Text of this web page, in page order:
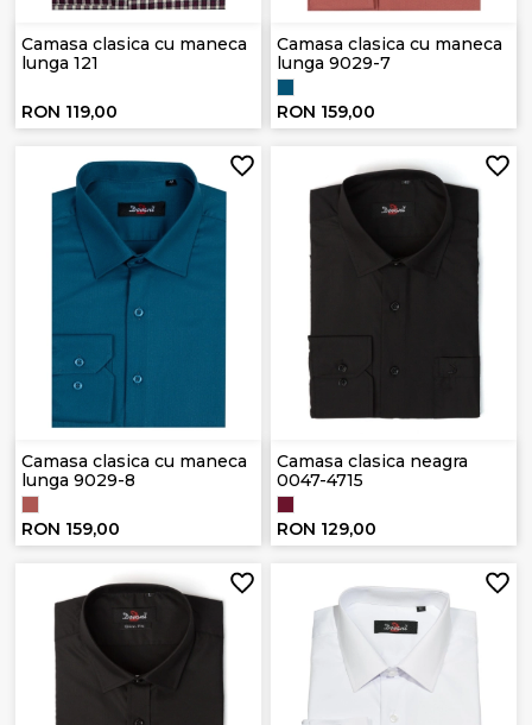
Camasa clasica cu maneca
lunga 121
RON 119,00
Camasa clasica cu maneca
lunga 9029-7
RON 159,00
Camasa clasica cu maneca
lunga 9029-8
RON 159,00
Camasa clasica neagra
0047-4715
RON 129,00